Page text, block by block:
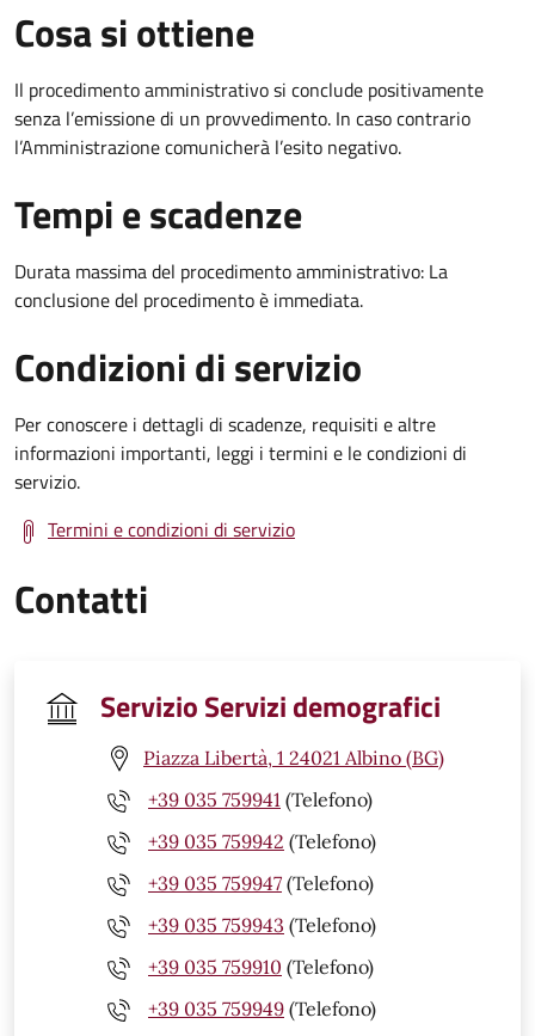
Cosa si ottiene
Il procedimento amministrativo si conclude positivamente
senza l’emissione di un provvedimento. In caso contrario
l’Amministrazione comunicherà l’esito negativo.
Tempi e scadenze
Durata massima del procedimento amministrativo: La
conclusione del procedimento è immediata.
Condizioni di servizio
Per conoscere i dettagli di scadenze, requisiti e altre
informazioni importanti, leggi i termini e le condizioni di
servizio.
Termini e condizioni di servizio
Contatti
Servizio Servizi demografici
Piazza Libertà, 1 24021 Albino (BG)
+39 035 759941 (Telefono)
+39 035 759942 (Telefono)
+39 035 759947 (Telefono)
+39 035 759943 (Telefono)
+39 035 759910 (Telefono)
+39 035 759949 (Telefono)